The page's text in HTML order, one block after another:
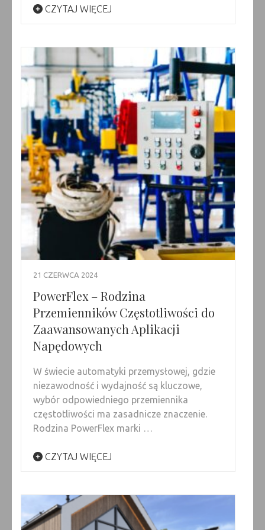
CZYTAJ WIĘCEJ
21 CZERWCA 2024
PowerFlex – Rodzina
Przemienników Częstotliwości do
Zaawansowanych Aplikacji
Napędowych
W świecie automatyki przemysłowej, gdzie
niezawodność i wydajność są kluczowe,
wybór odpowiedniego przemiennika
częstotliwości ma zasadnicze znaczenie.
Rodzina PowerFlex marki …
CZYTAJ WIĘCEJ